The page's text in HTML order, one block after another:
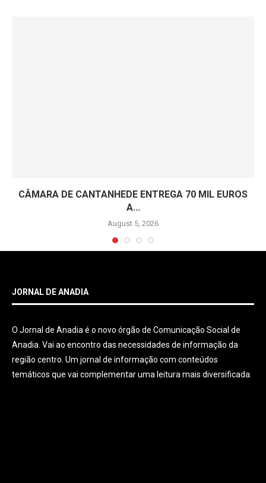
CÂMARA DE CANTANHEDE ENTREGA 70 MIL EUROS
A...
August 5, 2026
JORNAL DE ANADIA
O Jornal de Anadia é o novo órgão de Comunicação Social de
Anadia. Vai ao encontro das necessidades de informação da
região centro. Um jornal de informação com conteúdos
temáticos que vai complementar uma leitura mais diversificada.